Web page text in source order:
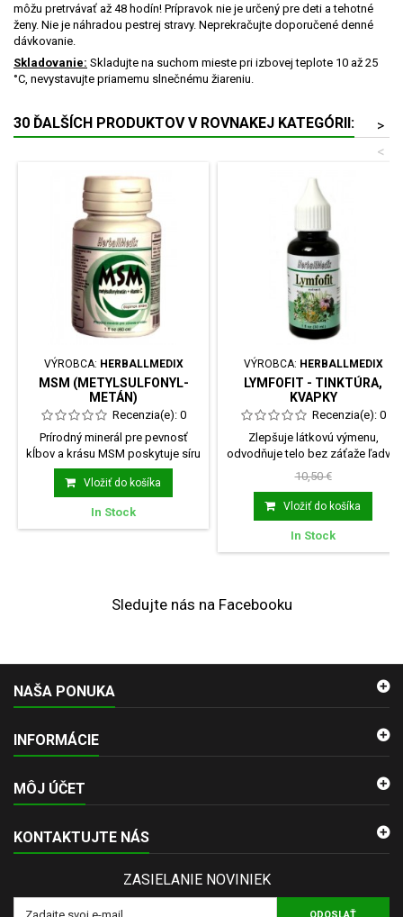
môžu pretrvávať až 48 hodín! Prípravok nie je určený pre deti a tehotné
ženy. Nie je náhradou pestrej stravy. Neprekračujte doporučené denné
dávkovanie.
Skladovanie: Skladujte na suchom mieste pri izbovej teplote 10 až 25
°C, nevystavujte priamemu slnečnému žiareniu.
30 ĎALŠÍCH PRODUKTOV V ROVNAKEJ KATEGÓRII:
>
<
VÝROBCA: HERBALLMEDIX
MSM (METYLSULFONYL­
METÁN)
Recenzia(e): 0
Prírodný minerál pre pevnosť
kĺbov a krásu MSM poskytuje síru
na tvorbu...
Vložiť do košíka
In Stock
VÝROBCA: HERBALLMEDIX
LYMFOFIT - TINKTÚRA,
KVAPKY
Recenzia(e): 0
Zlepšuje látkovú výmenu,
odvodňuje telo bez záťaže ľadvin
podporuje odvod...
10,50 €
Vložiť do košíka
In Stock
Sledujte nás na Facebooku
NAŠA PONUKA
INFORMÁCIE
MÔJ ÚČET
KONTAKTUJTE NÁS
ZASIELANIE NOVINIEK